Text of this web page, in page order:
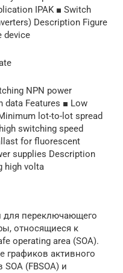
IPAK ■ Switch
Description Figure
device
NPN power
Features ■ Low
lot-to-lot spread
switching speed
for fluorescent
supplies Description
high volta
для переключающего
относящиеся к
operating area (SOA).
графиков активного
(FBSOA) и